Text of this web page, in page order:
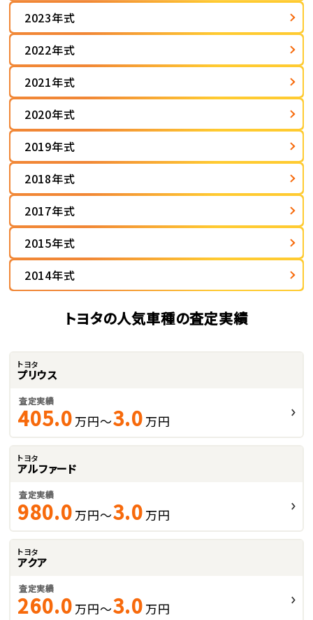
2023年式
2022年式
2021年式
2020年式
2019年式
2018年式
2017年式
2015年式
2014年式
トヨタの人気車種の査定実績
トヨタ
プリウス
査定実績
405.0 万円～3.0 万円
トヨタ
アルファード
査定実績
980.0 万円～3.0 万円
トヨタ
アクア
査定実績
260.0 万円～3.0 万円